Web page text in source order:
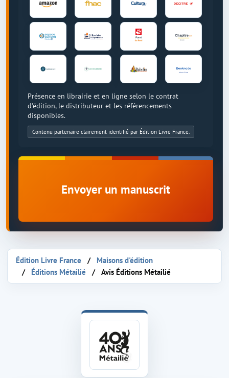
Présence en librairie et en ligne selon le contrat
d'édition, le distributeur et les référencements
disponibles.
Contenu partenaire clairement identifié par Édition Livre France.
Envoyer un manuscrit
Édition Livre France
Maisons d'édition
Éditions Métailié
Avis Éditions Métailié
Avis sur la maison d'édition Éditions Métailié